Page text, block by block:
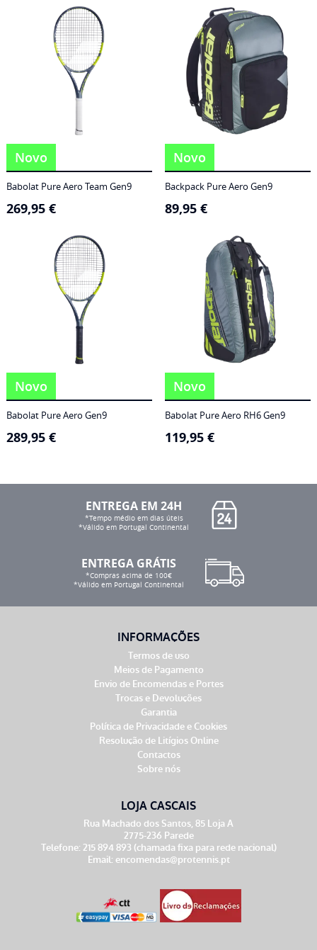
249,95 €
Novo
Babolat Pure Aero Team Gen9
269,95 €
Novo
Backpack Pure Aero Gen9
89,95 €
Novo
Babolat Pure Aero Gen9
289,95 €
Novo
Babolat Pure Aero RH6 Gen9
119,95 €
ENTREGA EM 24H
*Tempo médio em dias úteis
*Válido em Portugal Continental
ENTREGA GRÁTIS
*Compras acima de 100€
*Válido em Portugal Continental
INFORMAÇÕES
Termos de uso
Meios de Pagamento
Envio de Encomendas e Portes
Trocas e Devoluções
Garantia
Política de Privacidade e Cookies
Resolução de Litígios Online
Contactos
Sobre nós
LOJA CASCAIS
Rua Machado dos Santos, 85 Loja A
2775-236 Parede
Telefone: 215 894 893 (chamada fixa para rede nacional)
Email: encomendas@protennis.pt